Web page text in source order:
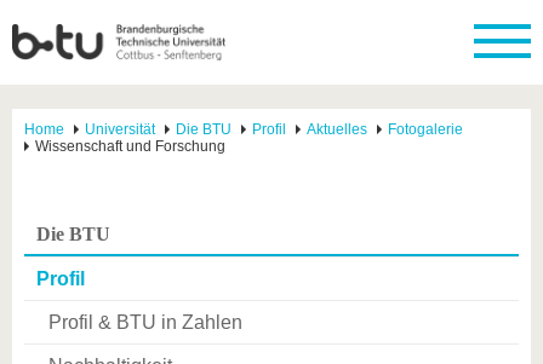
Home Universität Die BTU Profil Aktuelles
Fotogalerie
Wissenschaft und Forschung
Die BTU
Profil
Profil & BTU in Zahlen